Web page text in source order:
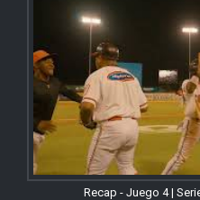
Recap - Juego 4 |